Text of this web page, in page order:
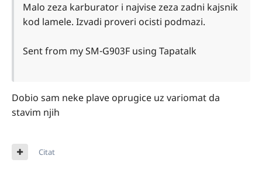
Malo zeza karburator i najvise zeza zadni kajsnik
kod lamele. Izvadi proveri ocisti podmazi.
Sent from my SM-G903F using Tapatalk
Dobio sam neke plave oprugice uz variomat da
stavim njih
Citat